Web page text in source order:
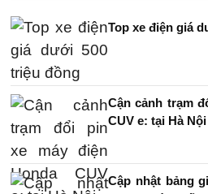
Top xe điện giá
Cận cảnh trạm
CUV e: tại Hà Nội
Cập nhật bảng